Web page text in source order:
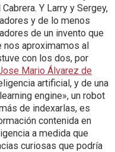
Y Larry y Sergey,
y de lo menos
de un invento que
nos aproximamos al
con los dos, por
Mario Álvarez de
artificial, y de una
engine», un robot
de indexarlas, es
contenida en
a medida que
curiosas que podría